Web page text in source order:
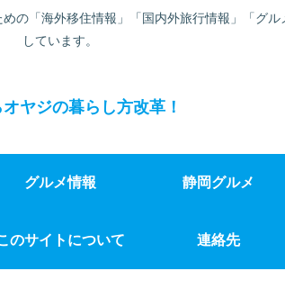
の「海外移住情報」「国内外旅行情報」「グ
しています。
ヤジの暮らし方改革！
グルメ情報 静岡グルメ
のサイトについて 連絡先